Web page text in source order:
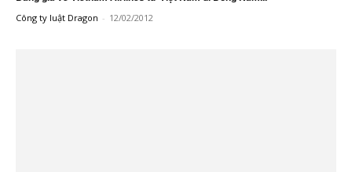
Công ty luật Dragon - 12/02/2012